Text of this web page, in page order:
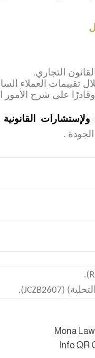
التجاري.
العملاء
على شرح الأمور
القانونية
.
.
(JCZB2607)
.